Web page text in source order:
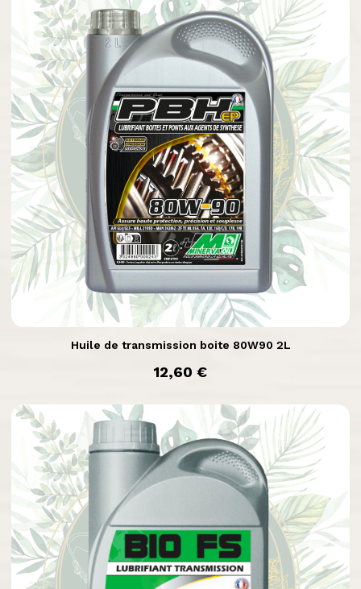
 Aperçu rapide
Huile de transmission boite 80W90 2L
prix
12,60 €